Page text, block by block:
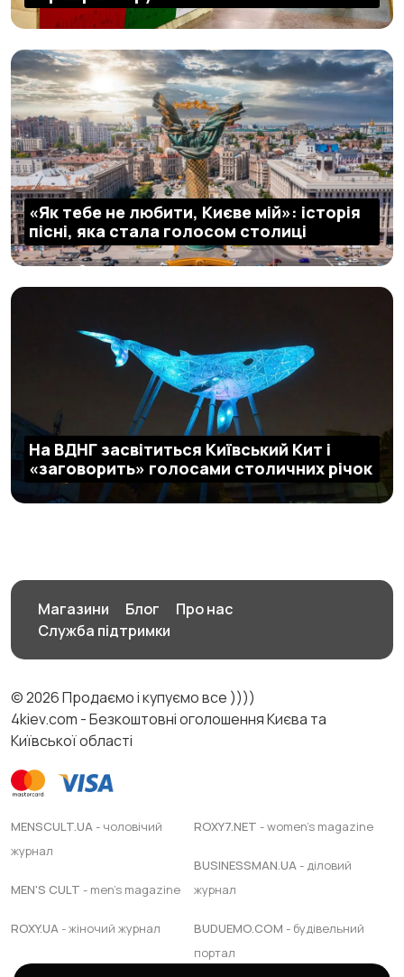
«Як тебе не любити, Києве мій»: історія
пісні, яка стала голосом столиці
На ВДНГ засвітиться Київський Кит і
«заговорить» голосами столичних річок
Магазини Блог
Про нас
Служба підтримки
© 2026 Продаємо і купуємо все ))))
4kiev.com - Безкоштовні оголошення Києва та
Київської області
MENSCULT.UA- чоловічий
журнал
MEN'S CULT - men's magazine
ROXY.UA- жіночий журнал
ROXY7.NET - women's magazine
BUSINESSMAN.UA- діловий
журнал
BUDUEMO.COM - будівельний
портал